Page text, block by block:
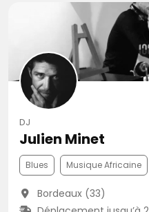
DJ
Julien Minet
Blues Musique Africaine
Bordeaux (33)